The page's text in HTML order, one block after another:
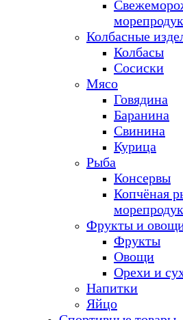
Колбасные
Колбасы
Сосиски
Мясо
Говядина
Баранина
Свинина
Курица
Рыба
Консервы
Копчёная
Фрукты и
Фрукты
Овощи
Орехи и
Напитки
Яйцо